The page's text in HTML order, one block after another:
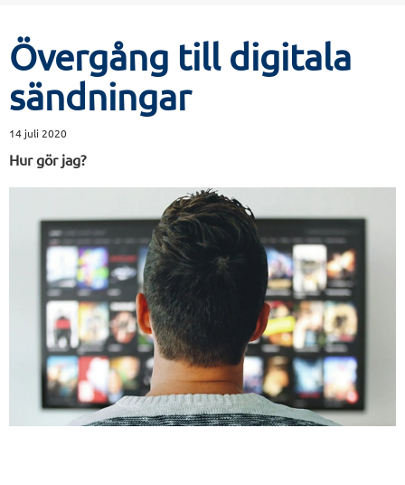
Övergång till digitala
sändningar
14 juli 2020
Hur gör jag?